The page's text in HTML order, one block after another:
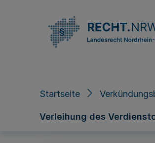
Startseite
Verleihung des